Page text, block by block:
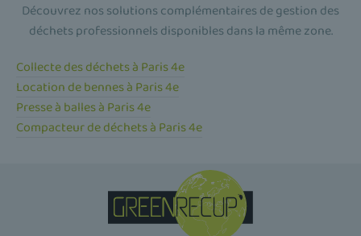
Découvrez nos solutions complémentaires de gestion des
déchets professionnels disponibles dans la même zone.
Collecte des déchets à Paris 4e
Location de bennes à Paris 4e
Presse à balles à Paris 4e
Compacteur de déchets à Paris 4e